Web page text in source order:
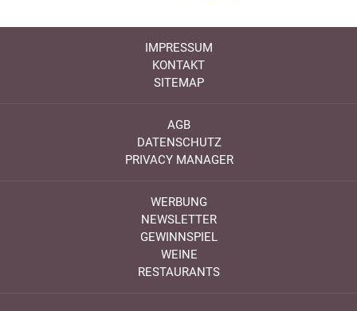
IMPRESSUM
KONTAKT
SITEMAP
AGB
DATENSCHUTZ
PRIVACY MANAGER
WERBUNG
NEWSLETTER
GEWINNSPIEL
WEINE
RESTAURANTS